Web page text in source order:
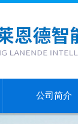
公司简介